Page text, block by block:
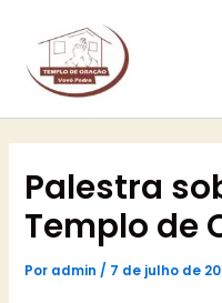
conteúdo
Palestra
Templo de
Por admin / 7 de julho de